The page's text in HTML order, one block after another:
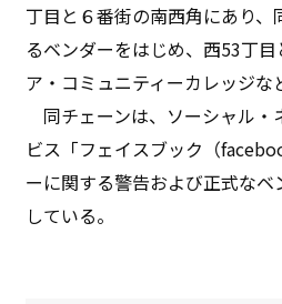
丁目と６番街の南西角にあり、
るベンダーをはじめ、西53丁
ア・コミュニティーカレッジな
同チェーンは、ソーシャル・
ビス「フェイスブック（
ーに関する警告および正式な
している。